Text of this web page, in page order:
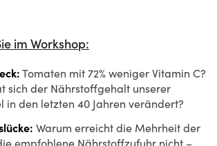
im Workshop:
Tomaten mit 72% weniger Vitamin C?
sich der Nährstoffgehalt unserer
in den letzten 40 Jahren verändert?
Warum erreicht die Mehrheit der